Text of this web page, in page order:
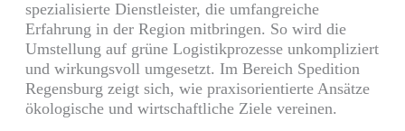
spezialisierte Dienstleister, die umfangreiche
Erfahrung in der Region mitbringen. So wird die
Umstellung auf grüne Logistikprozesse unkompliziert
und wirkungsvoll umgesetzt. Im Bereich Spedition
Regensburg zeigt sich, wie praxisorientierte Ansätze
ökologische und wirtschaftliche Ziele vereinen.